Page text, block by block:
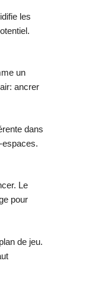
les
un
ancrer
dans
espaces.
Le
pour
de jeu.